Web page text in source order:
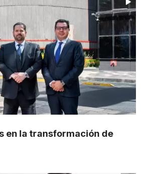
en la transformación de